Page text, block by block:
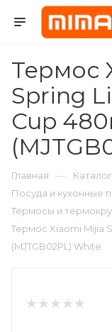
Термос
Spring
Cup
Главная — Каталог
Посуда и кухонные
Термосы и
Термос Xiaomi Mijia
(MJTGB02PL) White